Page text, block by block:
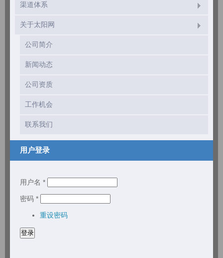
渠道体系
关于太阳网
公司简介
新闻动态
公司资质
工作机会
联系我们
用户登录
用户名 *
密码 *
重设密码